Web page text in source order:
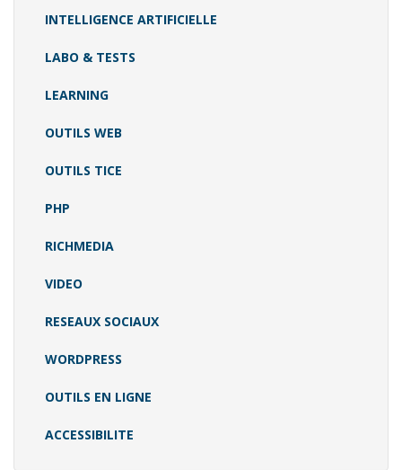
INTELLIGENCE ARTIFICIELLE
LABO & TESTS
LEARNING
OUTILS WEB
OUTILS TICE
PHP
RICHMEDIA
VIDEO
RESEAUX SOCIAUX
WORDPRESS
OUTILS EN LIGNE
ACCESSIBILITE